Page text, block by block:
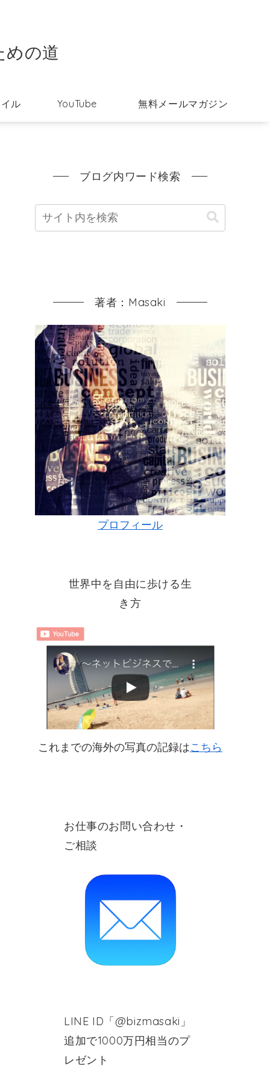
めの道
ル YouTube 無料メールマガジン
ブログ内ワード検索
著者：Masaki
プロフィール
世界中を自由に歩ける生
き方
これまでの海外の写真の記録はこちら
お仕事のお問い合わせ・
ご相談
LINE ID「@bizmasaki」
追加で1000万円相当のプ
レゼント